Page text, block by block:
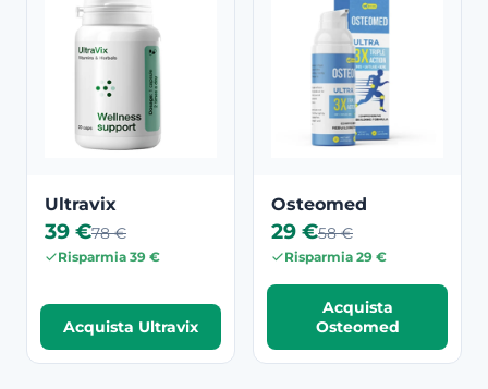
Ultravix
39 €78 €
Risparmia 39 €
Acquista Ultravix
Osteomed
29 €58 €
Risparmia 29 €
Acquista
Osteomed